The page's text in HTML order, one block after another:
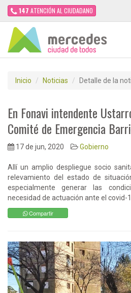
147 ATENCIÓN AL CIUDADANO
Inicio Noticias Detalle de la
En Fonavi intendente
Comité de Emergencia
17 de jun, 2020 Gobierno
Allí un amplio despliegue socio
relevamiento del estado de
especialmente generar las
necesidad de actuación ante el covid-
Compartir